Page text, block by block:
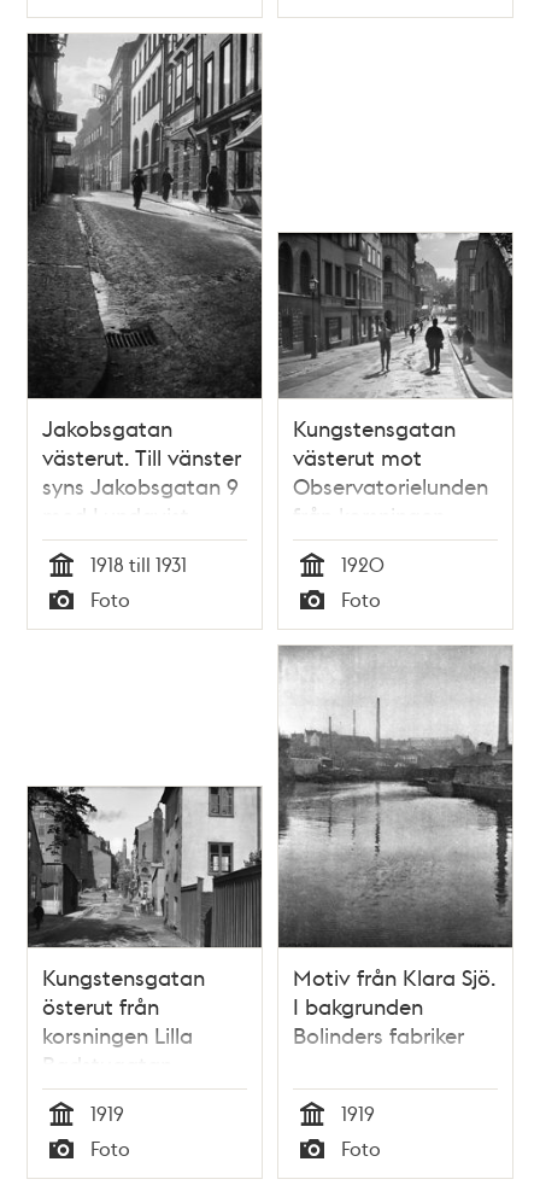
Typ Typ
Jakobsgatan
västerut. Till vänster
syns Jakobsgatan 9
med Lundqvist
slakteriaffär. Till
höger i korsningen
mot
Malmtorgsgatan,
Tid
1918 till 1931
Typ
Foto
Kungstensgatan
västerut mot
Observatorielunden
från korsningen
Döbelnsgatan.
Människor på
gatan.
Tid
1920
Typ
Foto
Kungstensgatan
österut från
korsningen Lilla
Badstugatan.
Engelbrektskyrkan i
bakgrunden
Tid
1919
Typ
Foto
Motiv från Klara Sjö.
I bakgrunden
Bolinders fabriker
Tid
1919
Typ
Foto